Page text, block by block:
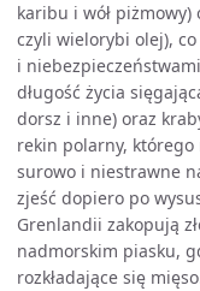
karibu i wół piżmowy)
czyli wielorybi olej),
i
długość życia
dorsz i inne) oraz
rekin polarny, którego
surowo i niestrawne
zjeść dopiero po
Grenlandii zakopują
nadmorskim piasku,
rozkładające się